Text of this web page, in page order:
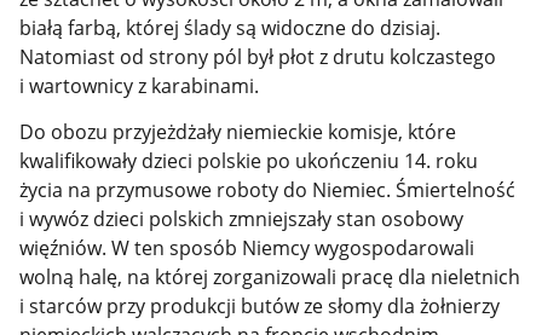
białą farbą, której ślady są widoczne do dzisiaj.
Natomiast od strony pól był płot z drutu kolczastego
i wartownicy z karabinami.
Do obozu przyjeżdżały niemieckie komisje, które
kwalifikowały dzieci polskie po ukończeniu 14. roku
życia na przymusowe roboty do Niemiec. Śmiertelność
i wywóz dzieci polskich zmniejszały stan osobowy
więźniów. W ten sposób Niemcy wygospodarowali
wolną halę, na której zorganizowali pracę dla nieletnich
i starców przy produkcji butów ze słomy dla żołnierzy